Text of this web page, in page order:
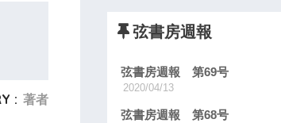
: 著者
弦書房週報
弦書房週報 第69号
2020/04/13
弦書房週報 第68号